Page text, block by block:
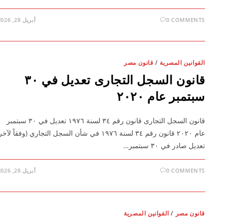
0 COMMENTS أبريل 28, 2026
القوانين المصرية / قانون مصر
قانون السجل التجارى تعديل في ٣٠
سبتمبر عام ٢٠٢٠
قانون السجل التجارى قانون رقم ٣٤ لسنة ١٩٧٦ تعديل في ٣٠ سبتمبر
عام ٢٠٢٠ قانون رقم ٣٤ لسنة ١٩٧٦ في شأن السجل التجاري (وفقاً لآخر
تعديل صادر في ٣٠ سبتمبر…
0 COMMENTS أبريل 28, 2026
قانون مصر / القوانين المصرية